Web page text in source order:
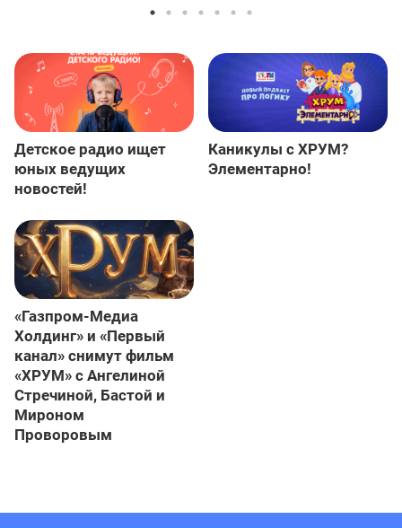
Детское радио ищет
юных ведущих
новостей!
Каникулы с ХРУМ?
Элементарно!
«Газпром-Медиа
Холдинг» и «Первый
канал» снимут фильм
«ХРУМ» с Ангелиной
Стречиной, Бастой и
Мироном
Проворовым